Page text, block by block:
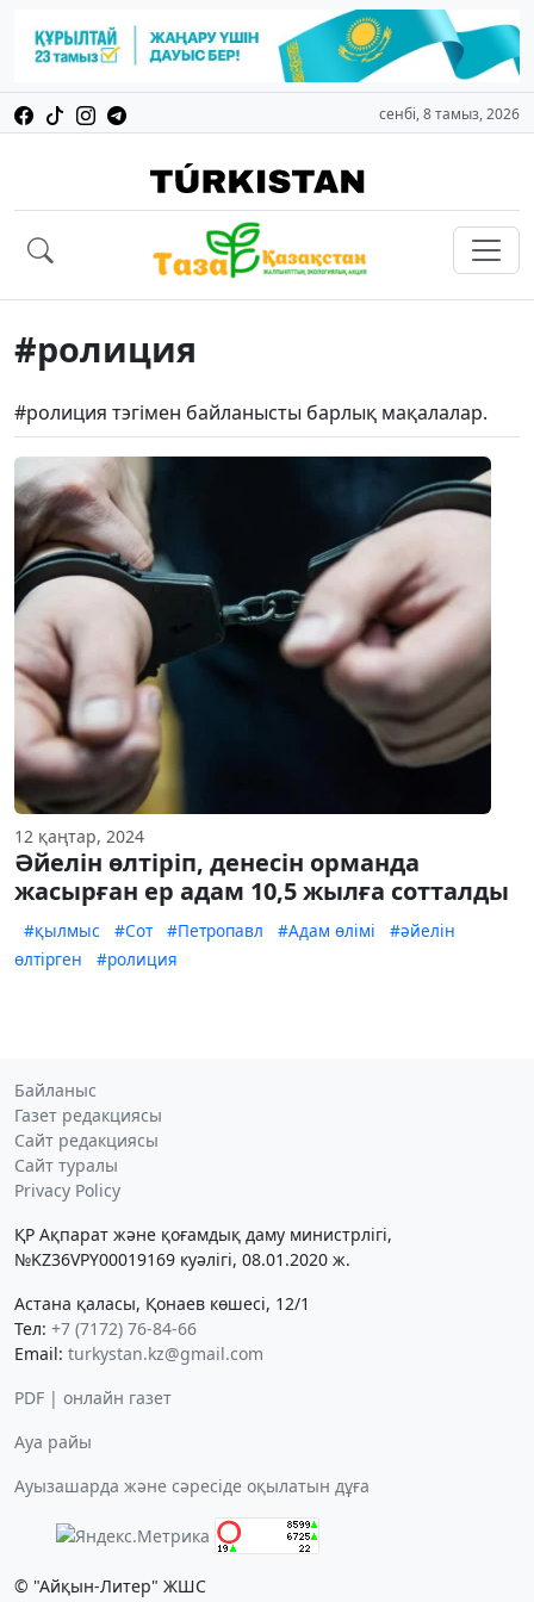
сенбі, 8 тамыз, 2026
#ролиция
#ролиция тэгімен байланысты барлық мақалалар.
12 қаңтар, 2024
Әйелін өлтіріп, денесін орманда
жасырған ер адам 10,5 жылға сотталды
#қылмыс #Сот #Петропавл #Адам өлімі
#әйелін
өлтірген
#ролиция
Байланыс
Газет редакциясы
Сайт редакциясы
Сайт туралы
Privacy Policy
ҚР Ақпарат және қоғамдық даму министрлігі,
№KZ36VPY00019169 куәлігі, 08.01.2020 ж.
Астана қаласы, Қонаев көшесі, 12/1
Тел: +7 (7172) 76-84-66
Email: turkystan.kz@gmail.com
PDF | онлайн газет
Ауа райы
Ауызашарда және сәресіде оқылатын дұға
© "Айқын-Литер" ЖШС